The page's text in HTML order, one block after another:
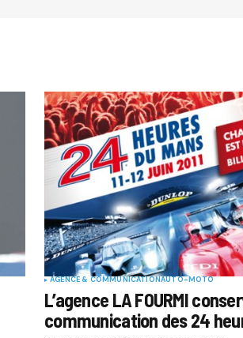
Comment
AGENCE & COMMUNICATIONAUTO-MOTO
L’agence LA FOURMI
communication des 24